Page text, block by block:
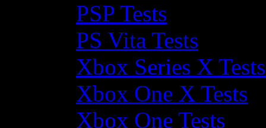
PSP Tests
PS Vita Tests
Xbox Series X Tests
Xbox One X Tests
Xbox One Tests